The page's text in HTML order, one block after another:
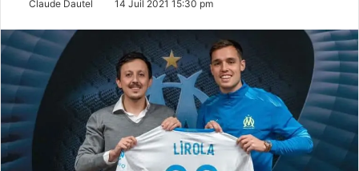
Claude Dautel 14 Juil 2021 15:30 pm